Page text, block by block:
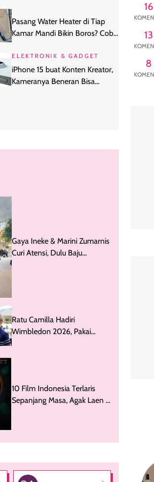
Pasang Water Heater di Tiap
Kamar Mandi Bikin Boros? Coba
ELEKTRONIK & GADGET
iPhone 15 buat Konten Kreator,
Kameranya Beneran Bisa
Gaya Ineke & Marini Zumarnis
Curi Atensi, Dulu Baju
Ratu Camilla Hadiri
Wimbledon 2026, Pakai
10 Film Indonesia Terlaris
Sepanjang Masa, Agak Laen 2
16
13
8